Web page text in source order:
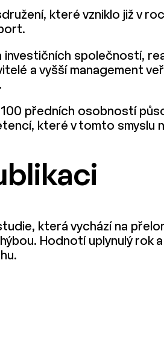
které vzniklo již v
společností,
a vyšší management
předních osobností
které v tomto smyslu
která vychází na
Hodnotí uplynulý rok